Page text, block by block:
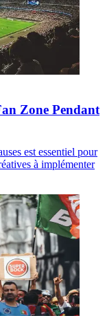
Zone Pendant
est essentiel pour
à implémenter